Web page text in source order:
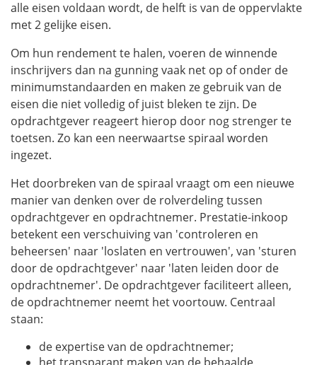
alle eisen voldaan wordt, de helft is van de oppervlakte
met 2 gelijke eisen.
Om hun rendement te halen, voeren de winnende
inschrijvers dan na gunning vaak net op of onder de
minimumstandaarden en maken ze gebruik van de
eisen die niet volledig of juist bleken te zijn. De
opdrachtgever reageert hierop door nog strenger te
toetsen. Zo kan een neerwaartse spiraal worden
ingezet.
Het doorbreken van de spiraal vraagt om een nieuwe
manier van denken over de rolverdeling tussen
opdrachtgever en opdrachtnemer. Prestatie-inkoop
betekent een verschuiving van 'controleren en
beheersen' naar 'loslaten en vertrouwen', van 'sturen
door de opdrachtgever' naar 'laten leiden door de
opdrachtnemer'. De opdrachtgever faciliteert alleen,
de opdrachtnemer neemt het voortouw. Centraal
staan:
de expertise van de opdrachtnemer;